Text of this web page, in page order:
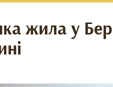
жила у